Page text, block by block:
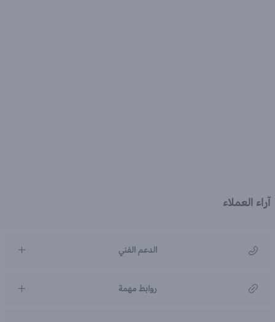
آراء العملاء
الدعم الفني
روابط مهمة